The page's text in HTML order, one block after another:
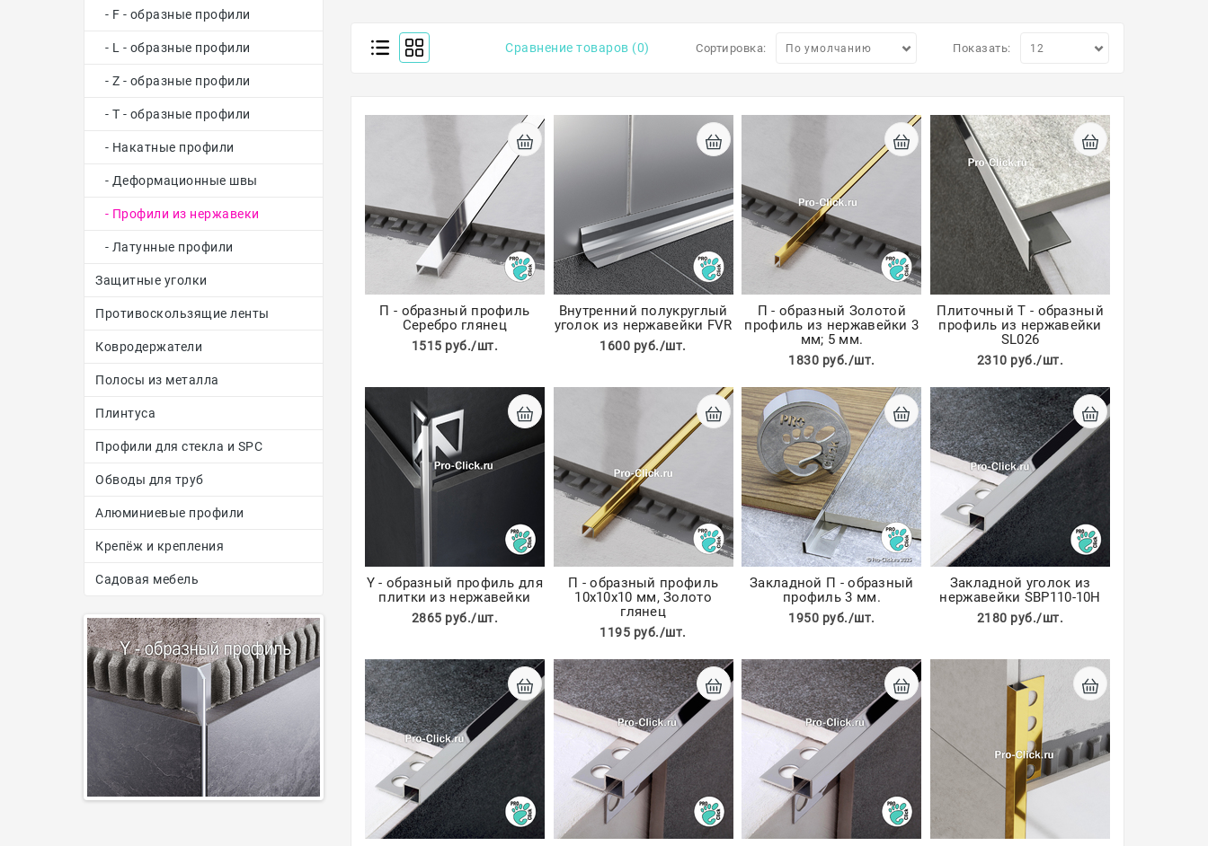
- F - образные профили
- L - образные профили
- Z - образные профили
- Т - образные профили
- Накатные профили
- Деформационные швы
- Профили из нержавеки
- Латунные профили
Защитные уголки
Противоскользящие ленты
Ковродержатели
Полосы из металла
Плинтуса
Профили для стекла и SPC
Обводы для труб
Алюминиевые профили
Крепёж и крепления
Садовая мебель
Сравнение товаров (0) Сортировка: Показать:
П - образный профиль
Серебро глянец
1515 руб./шт.
Внутренний полукруглый
уголок из нержавейки FVR
1600 руб./шт.
П - образный Золотой
профиль из нержавейки 3
мм; 5 мм.
1830 руб./шт.
Плиточный Т - образный
профиль из нержавейки
SL026
2310 руб./шт.
Y - образный профиль для
плитки из нержавейки
2865 руб./шт.
П - образный профиль
10х10х10 мм, Золото
глянец
1195 руб./шт.
Закладной П - образный
профиль 3 мм.
1950 руб./шт.
Закладной уголок из
нержавейки SBP110-10H
2180 руб./шт.